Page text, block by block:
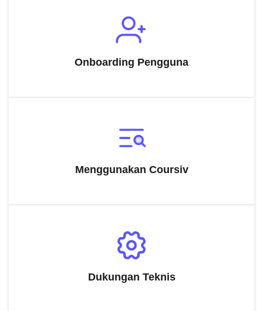
Onboarding Pengguna
Menggunakan Coursiv
Dukungan Teknis